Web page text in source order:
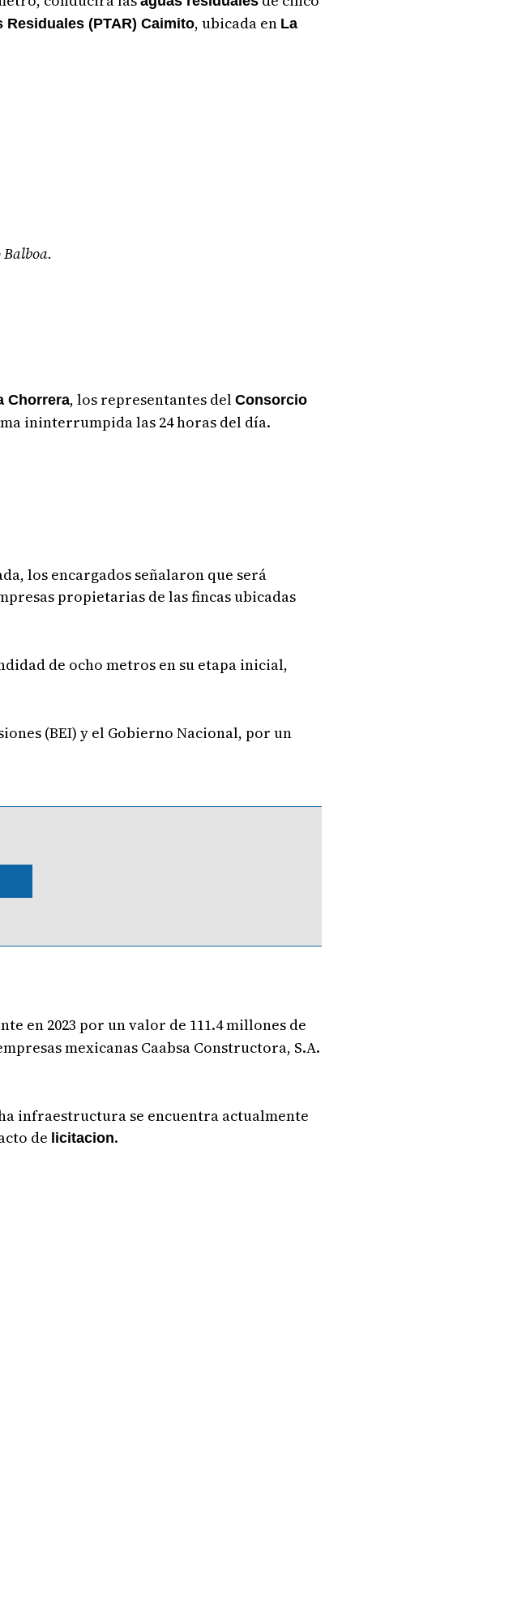
Residuales (PTAR) Caimito, ubicada en La
Chorrera, los representantes delConsorcio
ininterrumpida las 24 horas del día.
los encargados señalaron que será
propietarias de las fincas ubicadas
de ocho metros en su etapa inicial,
(BEI) y el Gobierno Nacional, por un
en 2023 por un valor de 111.4 millones de
mexicanas Caabsa Constructora, S.A.
infraestructura se encuentra actualmente
de licitacion.